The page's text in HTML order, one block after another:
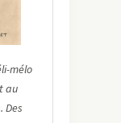
mélo
au
Des